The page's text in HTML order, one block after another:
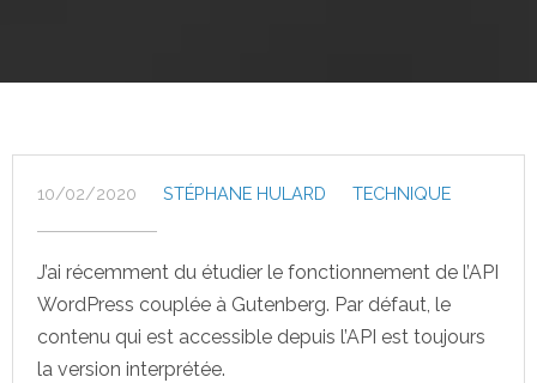
10/02/2020 STÉPHANE HULARD TECHNIQUE
J’ai récemment du étudier le fonctionnement de l’API
WordPress couplée à Gutenberg. Par défaut, le
contenu qui est accessible depuis l’API est toujours
la version interprétée.